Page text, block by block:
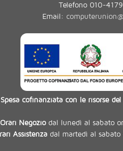
Telefono 010-
Email:
Spesa cofinanziata con le risorse
Orari Negoziodal lunedì al sabato
Assistenza dal martedì al